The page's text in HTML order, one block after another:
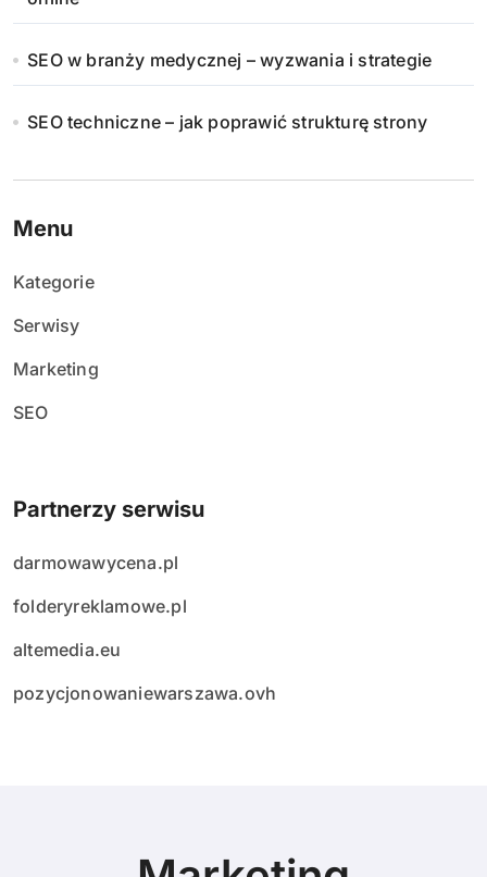
SEO w branży medycznej – wyzwania i strategie
SEO techniczne – jak poprawić strukturę strony
Menu
Kategorie
Serwisy
Marketing
SEO
Partnerzy serwisu
darmowawycena.pl
folderyreklamowe.pl
altemedia.eu
pozycjonowaniewarszawa.ovh